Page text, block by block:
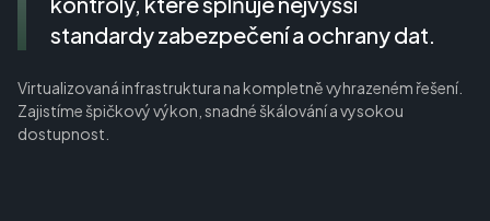
standardy zabezpečení a ochrany dat.
Virtualizovaná infrastruktura na kompletně vyhrazeném řešení.
Zajistíme špičkový výkon, snadné škálování a vysokou
dostupnost.